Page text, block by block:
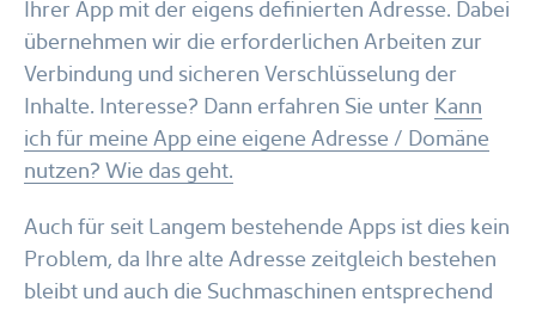
Ihrer App mit der eigens definierten Adresse. Dabei
übernehmen wir die erforderlichen Arbeiten zur
Verbindung und sicheren Verschlüsselung der
Inhalte. Interesse? Dann erfahren Sie unter Kann
ich für meine App eine eigene Adresse / Domäne
nutzen? Wie das geht.
Auch für seit Langem bestehende Apps ist dies kein
Problem, da Ihre alte Adresse zeitgleich bestehen
bleibt und auch die Suchmaschinen entsprechend